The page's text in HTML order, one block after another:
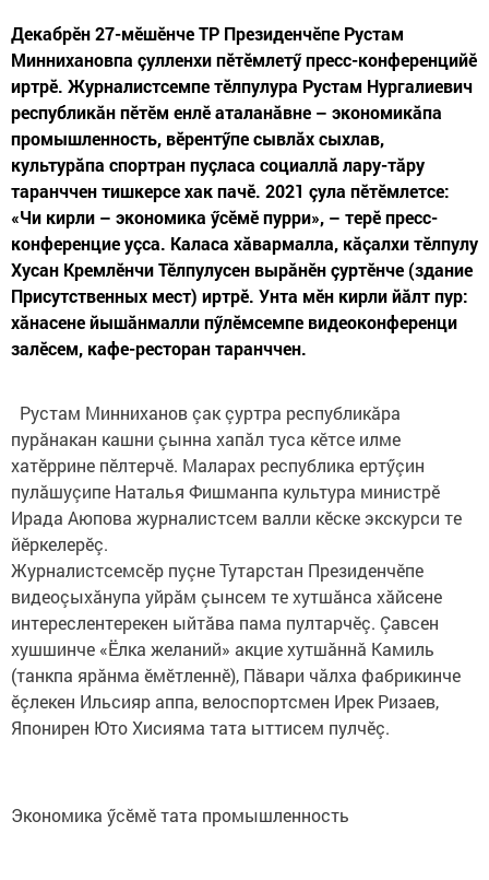
Декабрӗн 27-мӗшӗнче ТР Президенчӗпе Рустам
Миннихановпа çулленхи пӗтӗмлетӳ пресс-конференцийӗ
иртрӗ. Журналистсемпе тӗлпулура Рустам Нургалиевич
республикăн пӗтӗм енлӗ аталанăвне – экономикăпа
промышленность, вӗрентӳпе сывлăх сыхлав,
культурăпа спортран пуçласа социаллă лару-тăру
таранччен тишкерсе хак пачӗ. 2021 çула пӗтӗмлетсе:​
«Чи кирли – экономика ӳсӗмӗ пурри», – терӗ​ пресс-
конференцие уçса. Каласа хăвармалла, кăçалхи тӗлпулу
Хусан Кремлӗнчи Тӗлпулусен вырăнӗн çуртӗнче (здание
Присутственных мест) иртрӗ. Унта мӗн кирли йăлт пур:
хăнасене йышăнмалли пӳлӗмсемпе видеоконференци
залӗсем, кафе-ресторан таранччен.
Рустам Минниханов çак çуртра республикăра
пурăнакан кашни çынна хапăл туса кӗтсе илме
хатӗррине пӗлтерчӗ. Маларах республика ертӳçин
пулăшуçипе​ Наталья Фишманпа культура министрӗ
Ирада Аюпова журналистсем валли кӗске экскурси те
йӗркелерӗç.
Журналистсемсӗр пуçне Тутарстан Президенчӗпе
видеоçыхăнупа уйрăм çынсем те хутшăнса хăйсене
интереслентерекен ыйтăва пама пултарчӗç. Çавсен
хушшинче «Ёлка желаний» акцие хутшăннă Камиль
(танкпа ярăнма ӗмӗтленнӗ), Пăвари чăлха фабрикинче
ӗçлекен Ильсияр аппа, велоспортсмен Ирек Ризаев,
Японирен Юто Хисияма тата ыттисем пулчӗç. ​
Экономика ӳсӗмӗ тата промышленность